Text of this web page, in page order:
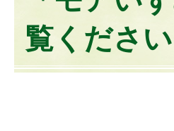
覧ください